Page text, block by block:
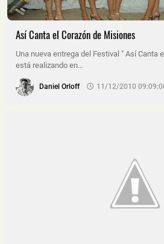
Así Canta el Corazón de Misiones
Una nueva entrega del Festival " Así Canta
está realizando en…
Daniel Orloff 11/12/2010